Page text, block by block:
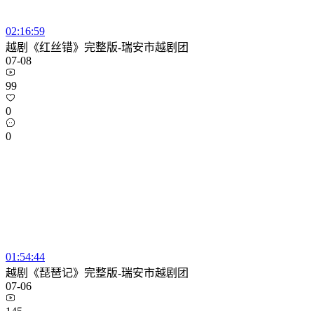
02:16:59
越剧《红丝错》完整版-瑞安市越剧团
07-08
99
0
0
01:54:44
越剧《琵琶记》完整版-瑞安市越剧团
07-06